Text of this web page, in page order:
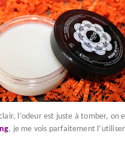
l’odeur est juste à tomber, on
, je me vois parfaitement